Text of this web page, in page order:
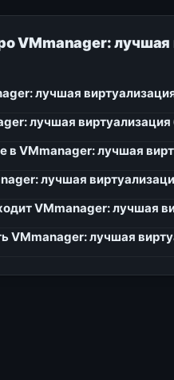
VMmanager: лучшая
лучшая
лучшая
в VMmanager: лучшая
лучшая
VMmanager: лучшая
VMmanager: лучшая